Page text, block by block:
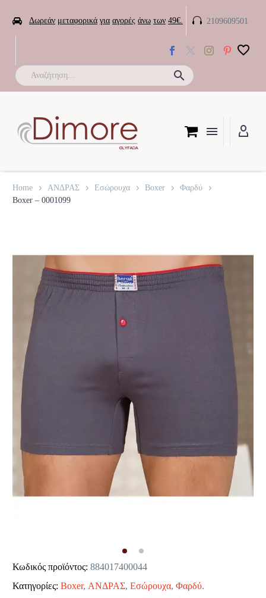
 Δωρεάν μεταφορικά για αγορές άνω των 49€. 
 2109609501
Home ΑΝΔΡΑΣ Εσώρουχα Boxer
Φαρδύ
Boxer – 0001099
Κωδικός προϊόντος: 884017400044
Κατηγορίες: Boxer, ΑΝΔΡΑΣ, Εσώρουχα, Φαρδύ.